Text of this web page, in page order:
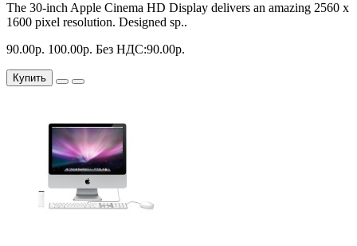
The 30-inch Apple Cinema HD Display delivers an amazing 2560 x
1600 pixel resolution. Designed sp..
90.00р. 100.00р. Без НДС:90.00р.
Купить